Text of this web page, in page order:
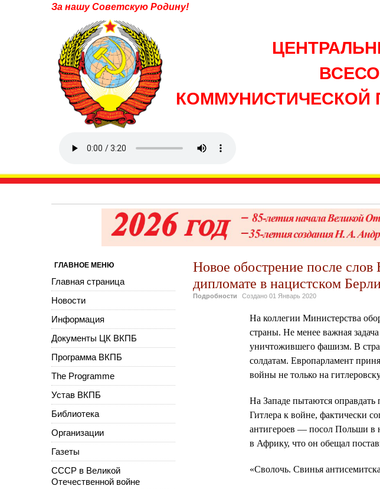
За нашу Советскую Родину!
КОММУНИСТИЧЕСКОЙ
Новое обострение после
дипломате в нацистском
Подробности Создано 01 Январь 2020
На коллегии Министерства
страны. Не менее важная
уничтожившего фашизм. В
солдатам. Европарламент
войны не только на
На Западе пытаются оправдать
Гитлера к войне, фактически
антигероев — посол Польши в
в Африку, что он обещал
«Сволочь. Свинья
ГЛАВНОЕ МЕНЮ
Главная страница
Новости
Информация
Документы ЦК ВКПБ
Программа ВКПБ
The Programme
Устав ВКПБ
Библиотека
Организации
Газеты
СССР в Великой
Отечественной войне